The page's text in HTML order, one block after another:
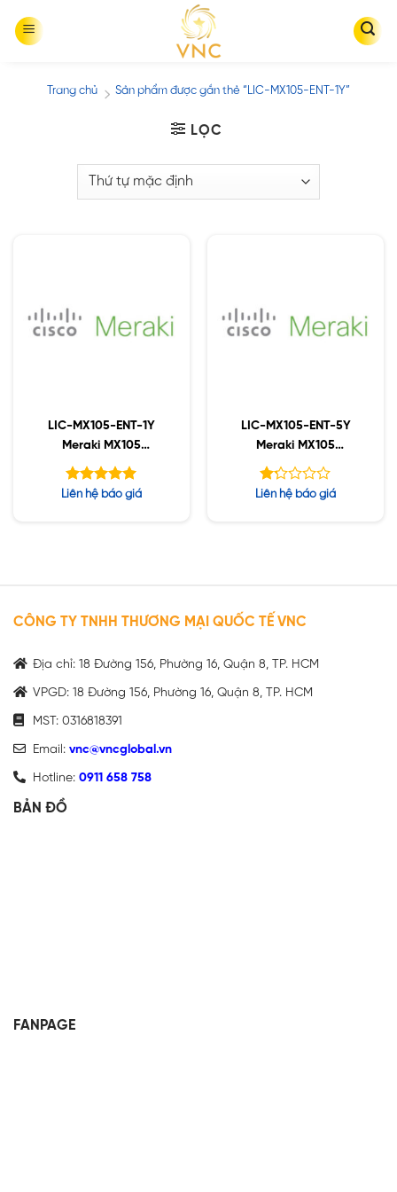
Trang chủ / Sản phẩm được gắn thẻ “LIC-MX105-ENT-1Y”
LỌC
LIC-MX105-ENT-1Y
Meraki MX105
Enterprise License and
Support, 1YR
Được xếp
Liên hệ báo giá
LIC-MX105-ENT-5Y
Meraki MX105
Enterprise License and
Support, 5YR
Được
Liên hệ báo giá
CÔNG TY TNHH THƯƠNG MẠI QUỐC TẾ VNC
Địa chỉ: 18 Đường 156, Phường 16, Quận 8, TP. HCM
VPGD: 18 Đường 156, Phường 16, Quận 8, TP. HCM
MST: 0316818391
Email: vnc@vncglobal.vn
Hotline: 0911 658 758
BẢN ĐỒ
FANPAGE